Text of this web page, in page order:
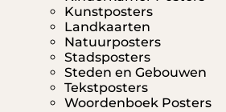
Kunstposters
Landkaarten
Natuurposters
Stadsposters
Steden en Gebouwen
Tekstposters
Woordenboek Posters